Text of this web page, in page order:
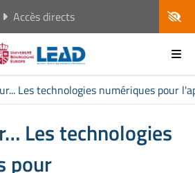
Accès directs
Les technologies numériques pour
Les technologies
pour